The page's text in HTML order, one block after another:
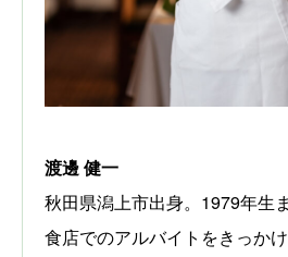
渡邊 健一
秋田県潟上市出身。1979年生
食店でのアルバイトをきっか